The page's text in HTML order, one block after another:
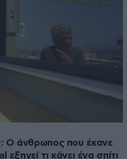
Ο άνθρωπος που έκανε
εξηγεί τι κάνει ένα σπίτι